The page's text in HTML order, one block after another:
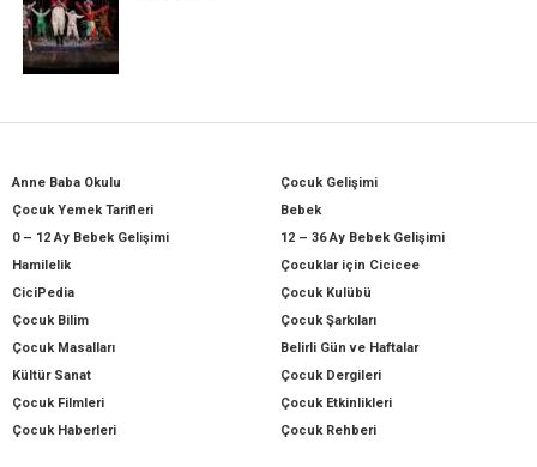
Anne Baba Okulu
Çocuk Gelişimi
Çocuk Yemek Tarifleri
Bebek
0 – 12 Ay Bebek Gelişimi
12 – 36 Ay Bebek Gelişimi
Hamilelik
Çocuklar için Cicicee
CiciPedia
Çocuk Kulübü
Çocuk Bilim
Çocuk Şarkıları
Çocuk Masalları
Belirli Gün ve Haftalar
Kültür Sanat
Çocuk Dergileri
Çocuk Filmleri
Çocuk Etkinlikleri
Çocuk Haberleri
Çocuk Rehberi